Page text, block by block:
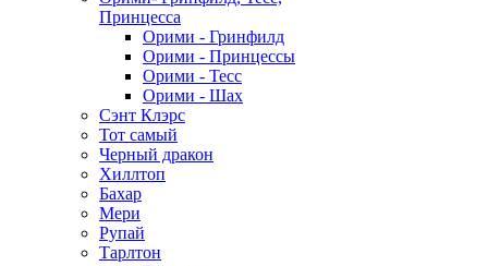
Принцесса
Орими - Гринфилд
Орими - Принцессы
Орими - Тесс
Орими - Шах
Сэнт Клэрс
Тот самый
Черный дракон
Хиллтоп
Бахар
Мери
Рупай
Тарлтон